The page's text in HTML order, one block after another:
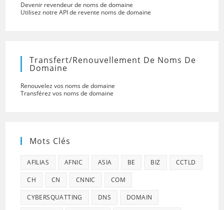
Devenir revendeur de noms de domaine
Utilisez notre API de revente noms de domaine
Transfert/renouvellement De Noms De
Domaine
Renouvelez vos noms de domaine
Transférez vos noms de domaine
Mots Clés
AFILIAS AFNIC ASIA BE BIZ CCTLD
CH CN CNNIC COM
CYBERSQUATTING DNS DOMAIN